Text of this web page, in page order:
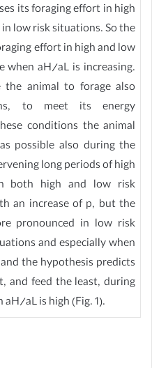
its foraging effort in high
low risk situations. So the
effort in high and low
when aH/aL is increasing.
animal to forage also
to meet its energy
conditions the animal
possible also during the
long periods of high
both high and low risk
an increase of p, but the
pronounced in low risk
and especially when
the hypothesis predicts
and feed the least, during
aL is high (Fig. 1).